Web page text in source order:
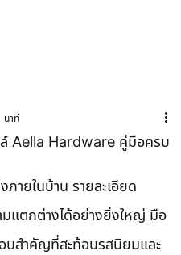
ล์ Aella Hardware คู่มือครบ
นาที
ายในบ้าน รายละเอียด
มแตกต่างได้อย่างยิ่งใหญ่ มือ
บสำคัญที่สะท้อนรสนิยมและ